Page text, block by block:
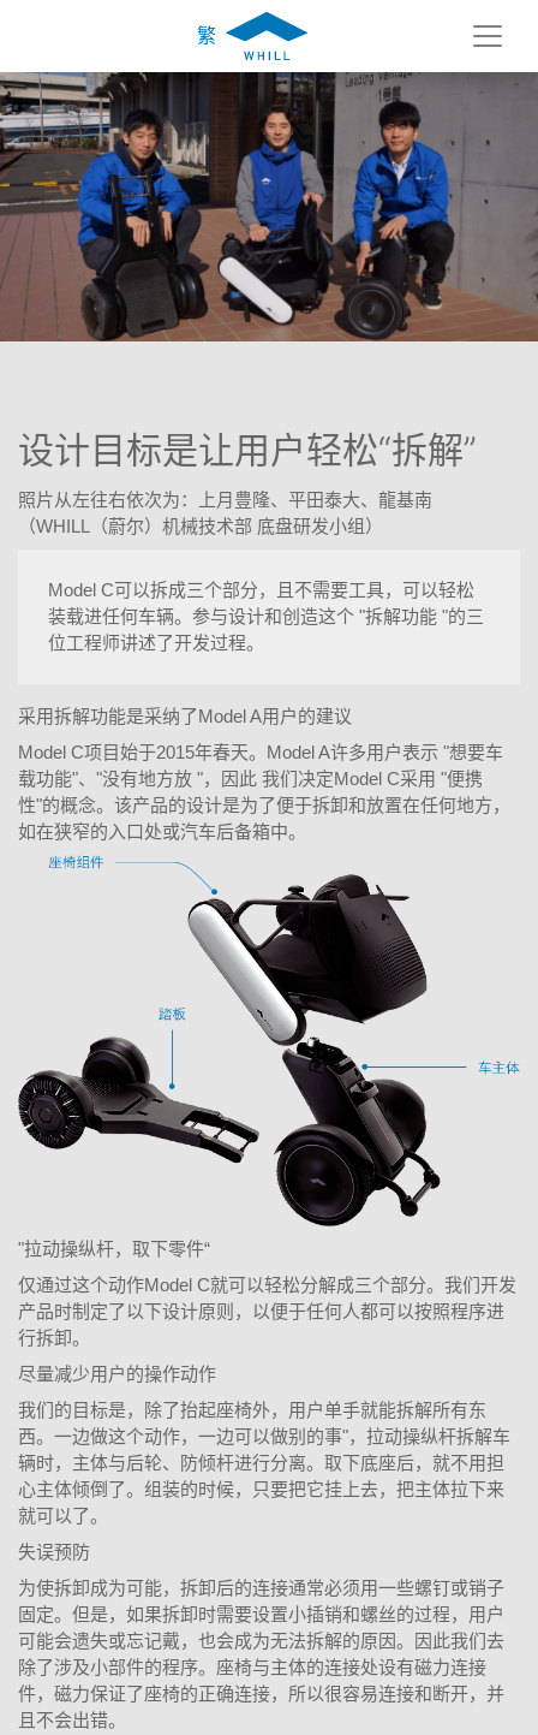
繁
设计目标是让用户轻松“拆解”
照片从左往右依次为：上月豊隆、平田泰大、龍基南
（WHILL（蔚尔）机械技术部 底盘研发小组）
Model C可以拆成三个部分，且不需要工具，可以轻松
装载进任何车辆。参与设计和创造这个 "拆解功能 "的三
位工程师讲述了开发过程。
采用拆解功能是采纳了Model A用户的建议
Model C项目始于2015年春天。Model A许多用户表示 "想要车
载功能"、"没有地方放 "，因此 我们决定Model C采用 "便携
性"的概念。该产品的设计是为了便于拆卸和放置在任何地方，
如在狭窄的入口处或汽车后备箱中。
"拉动操纵杆，取下零件“
仅通过这个动作Model C就可以轻松分解成三个部分。我们开发
产品时制定了以下设计原则，以便于任何人都可以按照程序进
行拆卸。
尽量减少用户的操作动作
我们的目标是，除了抬起座椅外，用户单手就能拆解所有东
西。一边做这个动作，一边可以做别的事"，拉动操纵杆拆解车
辆时，主体与后轮、防倾杆进行分离。取下底座后，就不用担
心主体倾倒了。组装的时候，只要把它挂上去，把主体拉下来
就可以了。
失误预防
为使拆卸成为可能，拆卸后的连接通常必须用一些螺钉或销子
固定。但是，如果拆卸时需要设置小插销和螺丝的过程，用户
可能会遗失或忘记戴，也会成为无法拆解的原因。因此我们去
除了涉及小部件的程序。座椅与主体的连接处设有磁力连接
件，磁力保证了座椅的正确连接，所以很容易连接和断开，并
且不会出错。